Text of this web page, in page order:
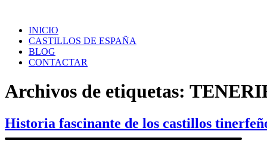
contenidoINICIO
CASTILLOS DE ESPAÑA
BLOG
CONTACTAR
Archivos de etiquetas:
Historia fascinante de los castillos